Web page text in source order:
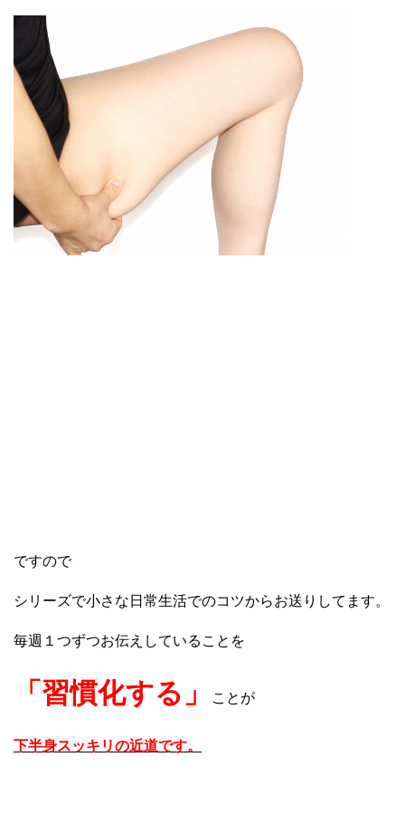
ですので
シリーズで小さな日常生活でのコツからお送りしてます。
毎週１つずつお伝えしていることを
「習慣化する」 ことが
下半身スッキリの近道です。